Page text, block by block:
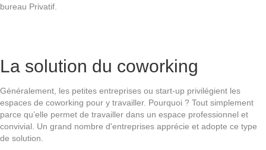
bureau Privatif.
La solution du coworking
Généralement, les petites entreprises ou start-up privilégient les
espaces de coworking pour y travailler. Pourquoi ? Tout simplement
parce qu’elle permet de travailler dans un espace professionnel et
convivial. Un grand nombre d'entreprises apprécie et adopte ce type
de solution.